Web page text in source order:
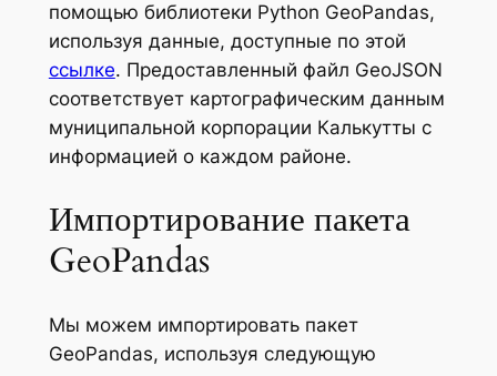
помощью библиотеки Python GeoPandas,
используя данные, доступные по этой
ссылке. Предоставленный файл GeoJSON
соответствует картографическим данным
муниципальной корпорации Калькутты с
информацией о каждом районе.
Импортирование пакета
GeoPandas
Мы можем импортировать пакет
GeoPandas, используя следующую